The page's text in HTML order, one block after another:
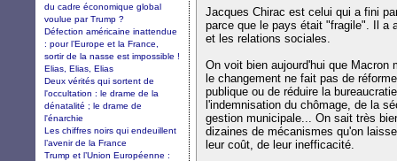
Jacques Chirac est celui qui a fini
parce que le pays était "fragile". Il a
et les relations sociales.
On voit bien aujourd'hui que Macron
le changement ne fait pas de
publique ou de réduire la
l'indemnisation du chômage, de la
gestion municipale... On sait très
dizaines de mécanismes qu'on
leur coût, de leur inefficacité.
du cadre économique global
voulue par Trump ?
Défection américaine inattendue
: pour l’Europe et la France,
sortir de la nasse est impossible !
Elias, Elias, Elias
Deux vérités qui sortent de
l'occultation : le drame de la
dénatalité ; le drame de
l'énarchie
Les chiffres noirs qui endeuillent
l’avenir de la France
Trump et l’Union Européenne :